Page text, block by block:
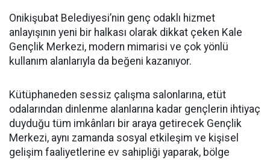
Onikişubat Belediyesi’nin genç odaklı hizmet
anlayışının yeni bir halkası olarak dikkat çeken Kale
Gençlik Merkezi, modern mimarisi ve çok yönlü
kullanım alanlarıyla da beğeni kazanıyor.
Kütüphaneden sessiz çalışma salonlarına, etüt
odalarından dinlenme alanlarına kadar gençlerin ihtiyaç
duyduğu tüm imkânları bir araya getirecek Gençlik
Merkezi, aynı zamanda sosyal etkileşim ve kişisel
gelişim faaliyetlerine ev sahipliği yaparak, bölge